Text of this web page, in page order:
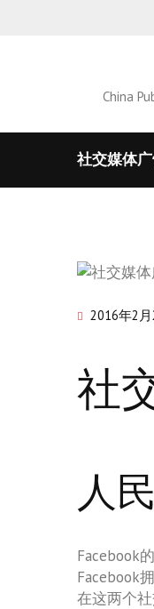
China
社交媒体
2016年2
社
人
Facebook
Facebook
在这两个